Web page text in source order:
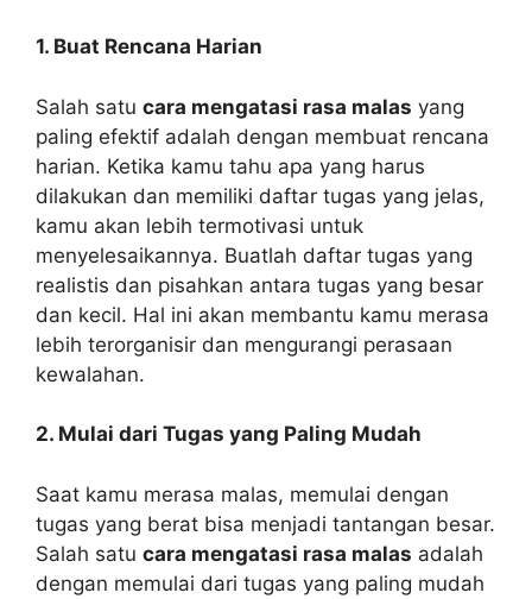
1. Buat Rencana Harian
Salah satu cara mengatasi rasa malas yang
paling efektif adalah dengan membuat rencana
harian. Ketika kamu tahu apa yang harus
dilakukan dan memiliki daftar tugas yang jelas,
kamu akan lebih termotivasi untuk
menyelesaikannya. Buatlah daftar tugas yang
realistis dan pisahkan antara tugas yang besar
dan kecil. Hal ini akan membantu kamu merasa
lebih terorganisir dan mengurangi perasaan
kewalahan.
2. Mulai dari Tugas yang Paling Mudah
Saat kamu merasa malas, memulai dengan
tugas yang berat bisa menjadi tantangan besar.
Salah satu cara mengatasi rasa malas adalah
dengan memulai dari tugas yang paling mudah